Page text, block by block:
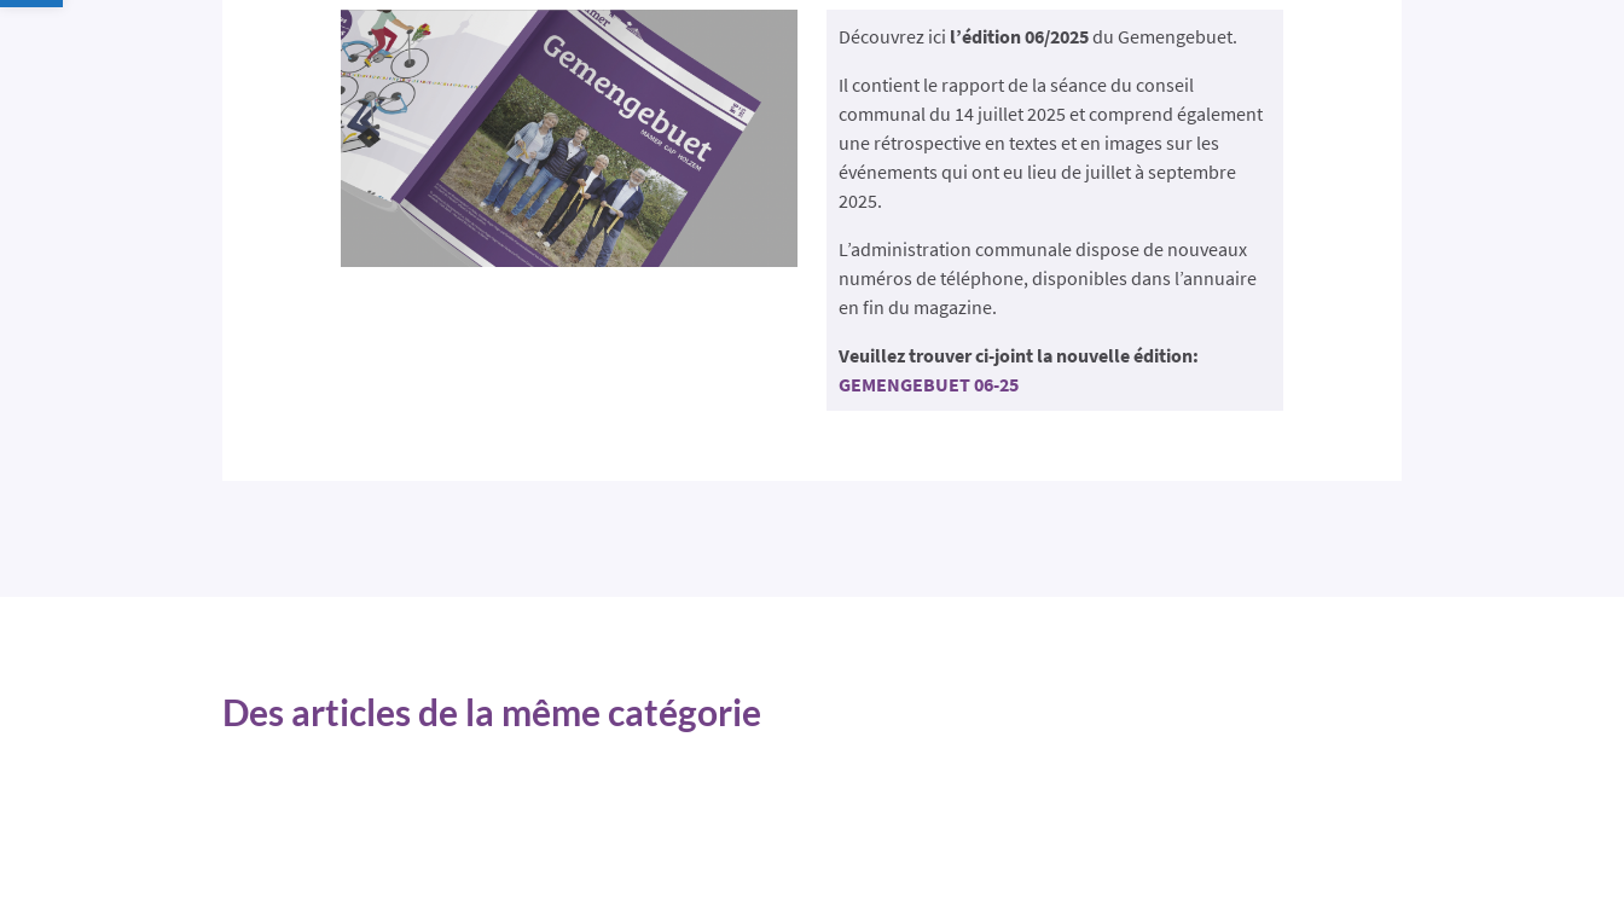
Découvrez ici l’édition 06/2025du Gemengebuet.
Il contient le rapport de la séance du conseil
communal du 14 juillet 2025 et comprend également
une rétrospective en textes et en images sur les
événements qui ont eu lieu de juillet à septembre
2025.
L’administration communale dispose de nouveaux
numéros de téléphone, disponibles dans l’annuaire
en fin du magazine.
Veuillez trouver ci-joint la nouvelle édition:
GEMENGEBUET 06-25
Des articles de la même catégorie